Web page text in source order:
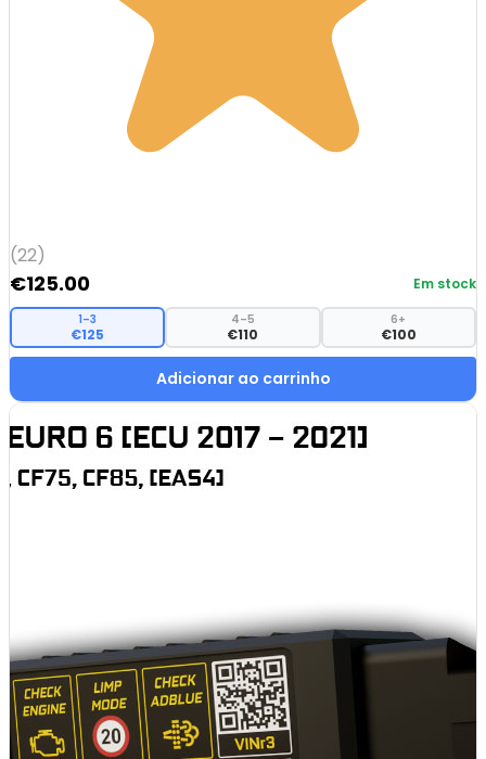
(22)
€125.00 Em stock
1–3
€125
4–5
€110
6+
€100
Adicionar ao carrinho